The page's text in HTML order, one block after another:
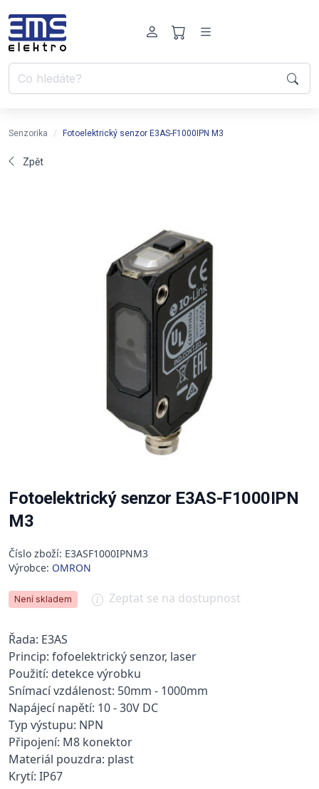
Senzorika Fotoelektrický senzor E3AS-F1000IPN M3
Zpět
Fotoelektrický senzor E3AS-F1000IPN
M3
Číslo zboží: E3ASF1000IPNM3
Výrobce: OMRON
Není skladem Zeptat se na dostupnost
Řada: E3AS
Princip: fofoelektrický senzor, laser
Použití: detekce výrobku
Snímací vzdálenost: 50mm - 1000mm
Napájecí napětí: 10 - 30V DC
Typ výstupu: NPN
Připojení: M8 konektor
Materiál pouzdra: plast
Krytí: IP67